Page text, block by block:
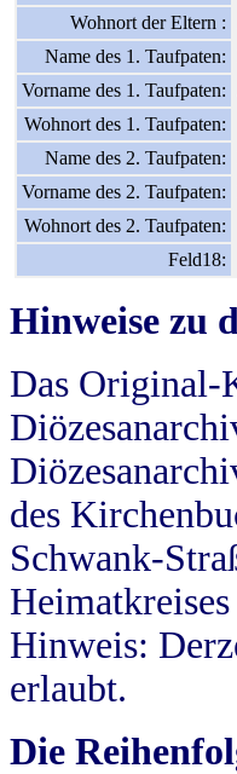
Wohnort der Eltern :
Name des 1. Taufpaten:
Vorname des 1. Taufpaten:
Wohnort des 1. Taufpaten:
Name des 2. Taufpaten:
Vorname des 2. Taufpaten:
Wohnort des 2. Taufpaten:
Feld18:
Hinweise zu
Das Original-
des
Schwank-
Hinweis:
erlaubt.
Die